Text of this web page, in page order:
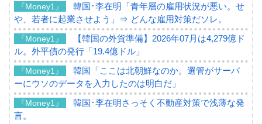
『Money1』
韓国･李在明「青年層の雇用状況が悪い。せ
や、若者に起業させよう」⇒ どんな雇用対策だソレ。
『Money1』
【韓国の外貨準備】2026年07月は4,279億ド
ル。外平債の発行「19.4億ドル」
『Money1』
韓国「ここは北朝鮮なのか。選管がサーバ
ーにウソのデータを入力したのは明白だ」
『Money1』
韓国･李在明さっそく不動産対策で浅薄な発
言。